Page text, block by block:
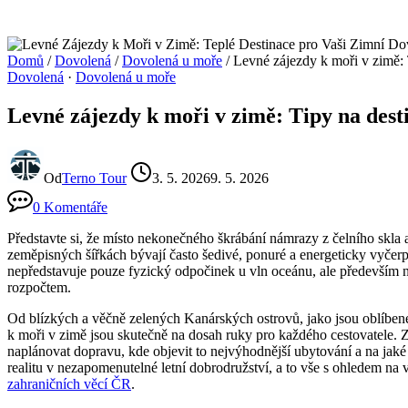
Domů / Dovolená / Dovolená u moře / Levné zájezdy k moři v zimě:
Dovolená · Dovolená u moře
Levné zájezdy k moři v zimě: Tipy na
OdTerno Tour 3. 5. 20269. 5. 2026
0 Komentáře
Představte si, že místo nekonečného škrábání námrazy z čelního
zeměpisných šířkách bývají často šedivé, ponuré a energeticky
nepředstavuje pouze fyzický odpočinek u vln oceánu, ale
rozpočtem.
Od blízkých a věčně zelených Kanárských ostrovů, jako jsou
k moři v zimě jsou skutečně na dosah ruky pro každého
naplánovat dopravu, kde objevit to nejvýhodnější ubytování a na
realitu v nezapomenutelné letní dobrodružství, a to vše s ohledem
zahraničních věcí ČR.